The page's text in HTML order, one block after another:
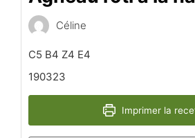
Céline
C5 B4 Z4 E4
190323
Imprimer la